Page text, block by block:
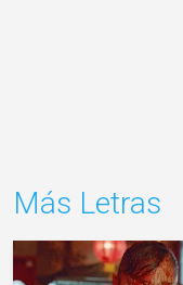
Más Letras